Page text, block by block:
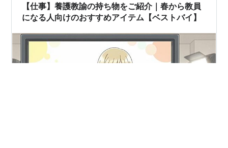
【仕事】養護教諭の持ち物をご紹介｜春から教員
になる人向けのおすすめアイテム【ベストバイ】